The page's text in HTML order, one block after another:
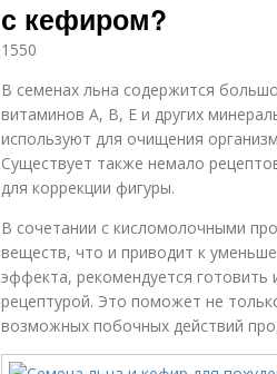
с кефиром?
1550
В семенах льна содержится
витаминов А, В, Е и других
используют для очищения
Существует также немало
для коррекции фигуры.
В сочетании с кисломолочными
веществ, что и приводит к
эффекта, рекомендуется готовить
рецептурой. Это поможет не
возможных побочных действий